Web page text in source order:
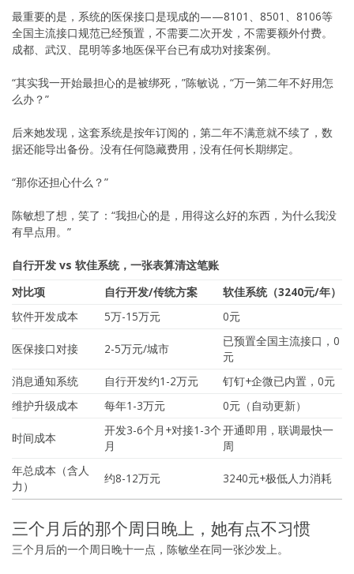
最重要的是，系统的医保接口是现成的——8101、8501、8106等
全国主流接口规范已经预置，不需要二次开发，不需要额外付费。
成都、武汉、昆明等多地医保平台已有成功对接案例。
“其实我一开始最担心的是被绑死，”陈敏说，“万一第二年不好用怎
么办？”
后来她发现，这套系统是按年订阅的，第二年不满意就不续了，数
据还能导出备份。没有任何隐藏费用，没有任何长期绑定。
“那你还担心什么？”
陈敏想了想，笑了：“我担心的是，用得这么好的东西，为什么我没
有早点用。”
自行开发 vs 软佳系统，一张表算清这笔账
对比项
自行开发/传统方案
软佳系统（3240元/年）
软件开发成本
5万-15万元 0元
医保接口对接 2-5万元/城市
已预置全国主流接口，0
元
消息通知系统
自行开发约1-2万元
钉钉+企微已内置，0元
维护升级成本
每年1-3万元 0元（自动更新）
时间成本
开发3-6个月+对接1-3个
月
开通即用，联调最快一
周
年总成本（含人
力）
约8-12万元 3240元+极低人力消耗
三个月后的那个周日晚上，她有点不习惯
三个月后的一个周日晚十一点，陈敏坐在同一张沙发上。